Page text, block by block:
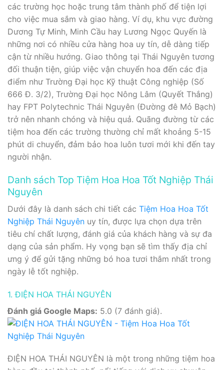
các trường học hoặc trung tâm thành phố để tiện lợi
cho việc mua sắm và giao hàng. Ví dụ, khu vực đường
Dương Tự Minh, Minh Cầu hay Lương Ngọc Quyến là
những nơi có nhiều cửa hàng hoa uy tín, dễ dàng tiếp
cận từ nhiều hướng. Giao thông tại Thái Nguyên tương
đối thuận tiện, giúp việc vận chuyển hoa đến các địa
điểm như Trường Đại học Kỹ thuật Công nghiệp (Số
666 Đ. 3/2), Trường Đại học Nông Lâm (Quyết Thắng)
hay FPT Polytechnic Thái Nguyên (Đường đê Mỏ Bạch)
trở nên nhanh chóng và hiệu quả. Quãng đường từ các
tiệm hoa đến các trường thường chỉ mất khoảng 5-15
phút di chuyển, đảm bảo hoa luôn tươi mới khi đến tay
người nhận.
Danh sách Top Tiệm Hoa Hoa Tốt Nghiệp Thái
Nguyên
Dưới đây là danh sách chi tiết các Tiệm Hoa Hoa Tốt
Nghiệp Thái Nguyên uy tín, được lựa chọn dựa trên
tiêu chí chất lượng, đánh giá của khách hàng và sự đa
dạng của sản phẩm. Hy vọng bạn sẽ tìm thấy địa chỉ
ưng ý để gửi tặng những bó hoa tươi thắm nhất trong
ngày lễ tốt nghiệp.
1. ĐIỆN HOA THÁI NGUYÊN
Đánh giá Google Maps: 5.0 (7 đánh giá).
ĐIỆN HOA THÁI NGUYÊN là một trong những tiệm hoa